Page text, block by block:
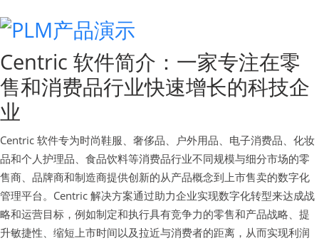
Centric 软件简介：一家专注在零
售和消费品行业快速增长的科技企
业
Centric 软件专为时尚鞋服、奢侈品、户外用品、电子消费品、化妆
品和个人护理品、食品饮料等消费品行业不同规模与细分市场的零
售商、品牌商和制造商提供创新的从产品概念到上市售卖的数字化
管理平台。Centric 解决方案通过助力企业实现数字化转型来达成战
略和运营目标，例如制定和执行具有竞争力的零售和产品战略、提
升敏捷性、缩短上市时间以及拉近与消费者的距离，从而实现利润